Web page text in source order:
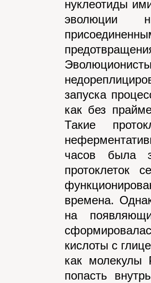
нуклеотиды
эволюции
запуска
как без
Такие
часов была
протоклеток
времена.
на
кислоты с
как
попасть